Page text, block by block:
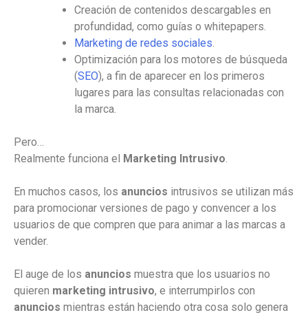
Creación de contenidos descargables en
profundidad, como guías o whitepapers.
Marketing de redes sociales
Optimización para los motores de búsqueda
(SEO), a fin de aparecer en los primeros
lugares para las consultas relacionadas con
la marca.
Pero…
Realmente funciona el Marketing Intrusivo
En muchos casos, los anuncios intrusivos se utilizan más
para promocionar versiones de pago y convencer a los
usuarios de que compren que para animar a las marcas a
vender.
El auge de los anuncios muestra que los usuarios no
quieren marketing intrusivo, e interrumpirlos con
anuncios mientras están haciendo otra cosa solo genera